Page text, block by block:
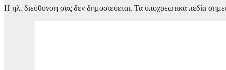
Η ηλ. διεύθυνση σας δεν δημοσιεύεται. Τα υποχρεωτικά πεδία